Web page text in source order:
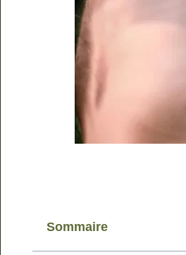
Sommaire